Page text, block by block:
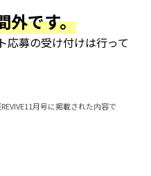
外です。
応募の受け付けは行って
月号に掲載された内容で